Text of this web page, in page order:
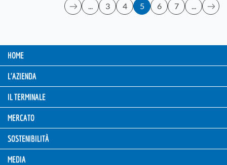
... 3 4 5 6 7 ...
HOME
L'AZIENDA
IL TERMINALE
MERCATO
SOSTENIBILITÀ
MEDIA